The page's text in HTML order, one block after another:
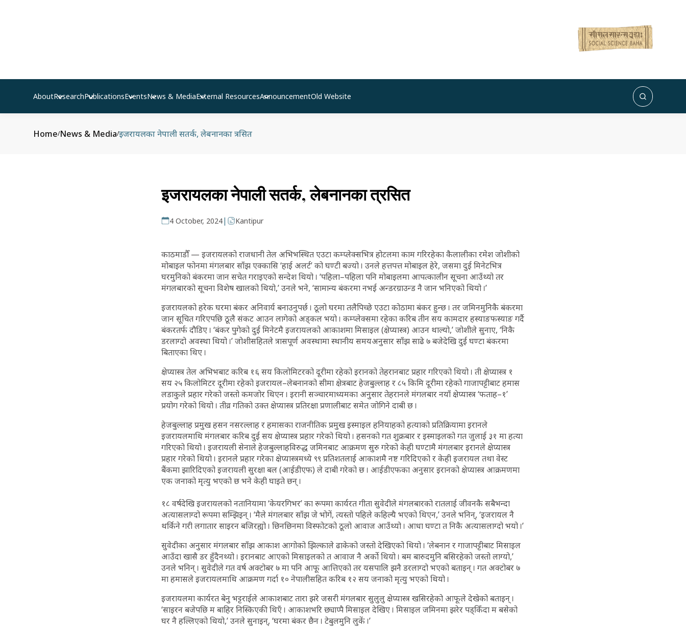
AboutResearchPublicationsEventsNews & MediaExternal ResourcesAnnouncementOld Website
Home/News & Media/इजरायलका नेपाली सतर्क, लेबनानका त्रसित
इजरायलका नेपाली सतर्क, लेबनानका त्रसित
4 October, 2024| Kantipur
काठमाडौँ — इजरायलको राजधानी तेल अभिभस्थित एउटा कम्प्लेक्सभित्र होटलमा काम गरिरहेका कैलालीका रमेश जोशीको
मोबाइल फोनमा मंगलबार साँझ एक्कासि ‘हाई अलर्ट’ को घण्टी बज्यो । उनले हत्तपत्त मोबाइल हेरे, जसमा दुई मिनेटभित्र
घरमुनिको बंकरमा जान सचेत गराइएको सन्देश थियो । ‘पहिला–पहिला पनि मोबाइलमा आपत्कालीन सूचना आउँथ्यो तर
मंगलबारको सूचना विशेष खालको थियो,’ उनले भने, ‘सामान्य बंकरमा नभई अन्डरग्राउन्ड नै जान भनिएको थियो ।’
इजरायलको हरेक घरमा बंकर अनिवार्य बनाउनुपर्छ । ठूलो घरमा तलैपिच्छे एउटा कोठामा बंकर हुन्छ । तर जमिनमुनिकै बंकरमा
जान सूचित गरिएपछि ठूलै संकट आउन लागेको अड्कल भयो । कम्प्लेक्समा रहेका करिब तीन सय कामदार हस्याङफस्याङ गर्दै
बंकरतर्फ दौडिए । ‘बंकर पुगेको दुई मिनेटमै इजरायलको आकाशमा मिसाइल (क्षेप्यास्त्र) आउन थाल्यो,’ जोशीले सुनाए, ‘निकै
डरलाग्दो अवस्था थियो ।’ जोशीसहितले त्रासपूर्ण अवस्थामा स्थानीय समयअनुसार साँझ साढे ७ बजेदेखि दुई घण्टा बंकरमा
बिताएका थिए ।
क्षेप्यास्त्र तेल अभिभबाट करिब १६ सय किलोमिटरको दूरीमा रहेको इरानको तेहरानबाट प्रहार गरिएको थियो । ती क्षेप्यास्त्र १
सय २५ किलोमिटर दूरीमा रहेको इजरायल–लेबनानको सीमा क्षेत्रबाट हेजबुल्लाह र ८५ किमि दूरीमा रहेको गाजापट्टीबाट हमास
लडाकुले प्रहार गरेको जस्तो कमजोर थिएन । इरानी सञ्चारमाध्यमका अनुसार तेहरानले मंगलबार नयाँ क्षेप्यास्त्र ‘फताह–१’
प्रयोग गरेको थियो । तीव्र गतिको उक्त क्षेप्यास्त्र प्रतिरक्षा प्रणालीबाट समेत जोगिने दाबी छ ।
हेजबुल्लाह प्रमुख हसन नसरल्लाह र हमासका राजनीतिक प्रमुख इस्माइल हनियाहको हत्याको प्रतिक्रियामा इरानले
इजरायलमाथि मंगलबार करिब दुई सय क्षेप्यास्त्र प्रहार गरेको थियो । हसनको गत शुक्रबार र इस्माइलको गत जुलाई ३१ मा हत्या
गरिएको थियो । इजरायली सेनाले हेजबुल्लाहविरुद्ध जमिनबाट आक्रमण सुरु गरेको केही घण्टामै मंगलबार इरानले क्षेप्यास्त्र
प्रहार गरेको थियो । इरानले प्रहार गरेका क्षेप्यास्त्रमध्ये ९९ प्रतिशतलाई आकाशमै नष्ट गरिदिएको र केही इजरायल तथा वेस्ट
बैंकमा झारिदिएको इजरायली सुरक्षा बल (आईडीएफ) ले दाबी गरेको छ । आईडीएफका अनुसार इरानको क्षेप्यास्त्र आक्रमणमा
एक जनाको मृत्यु भएको छ भने केही घाइते छन् ।
१८ वर्षदेखि इजरायलको नतानियामा ‘केयरगिभर’ का रूपमा कार्यरत गीता सुवेदीले मंगलबारको रातलाई जीवनकै सबैभन्दा
अत्यासलाग्दो रूपमा सम्झिइन् । ‘मैले मंगलबार साँझ जे भोगें, त्यस्तो पहिले कहिल्यै भएको थिएन,’ उनले भनिन्, ‘इजरायल नै
थर्किने गरी लगातार साइरन बजिरह्यो । छिनछिनमा विस्फोटको ठूलो आवाज आउँथ्यो । आधा घण्टा त निकै अत्यासलाग्दो भयो ।’
सुवेदीका अनुसार मंगलबार साँझ आकाश आगोको झिल्काले ढाकेको जस्तो देखिएको थियो । ‘लेबनान र गाजापट्टीबाट मिसाइल
आउँदा खासै डर हुँदैनथ्यो । इरानबाट आएको मिसाइलको त आवाज नै अर्को थियो । बम बारुदमुनि बसिरहेको जस्तो लाग्यो,’
उनले भनिन् । सुवेदीले गत वर्ष अक्टोबर ७ मा पनि आफू आत्तिएको तर यसपालि झनै डरलाग्दो भएको बताइन् । गत अक्टोबर ७
मा हमासले इजरायलमाथि आक्रमण गर्दा १० नेपालीसहित करिब १२ सय जनाको मृत्यु भएको थियो ।
इजरायलमा कार्यरत बेनु भट्टराईले आकाशबाट तारा झरे जसरी मंगलबार सुलुलु क्षेप्यास्त्र खसिरहेको आफूले देखेको बताइन् ।
‘साइरन बजेपछि म बाहिर निस्किएकी थिएँ । आकाशभरि छ्याप्पै मिसाइल देखिए । मिसाइल जमिनमा झरेर पड्किँदा म बसेको
घर नै हल्लिएको थियो,’ उनले सुनाइन्, ‘घरमा बंकर छैन । टेबुलमुनि लुकें ।’